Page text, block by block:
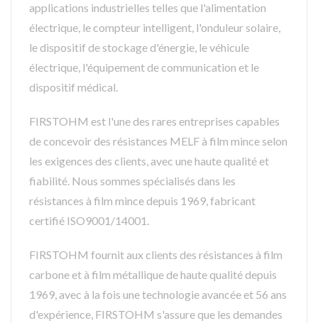
applications industrielles telles que l'alimentation
électrique, le compteur intelligent, l'onduleur solaire,
le dispositif de stockage d'énergie, le véhicule
électrique, l'équipement de communication et le
dispositif médical.
FIRSTOHM est l'une des rares entreprises capables
de concevoir des résistances MELF à film mince selon
les exigences des clients, avec une haute qualité et
fiabilité. Nous sommes spécialisés dans les
résistances à film mince depuis 1969, fabricant
certifié ISO9001/14001.
FIRSTOHM fournit aux clients des résistances à film
carbone et à film métallique de haute qualité depuis
1969, avec à la fois une technologie avancée et 56 ans
d'expérience, FIRSTOHM s'assure que les demandes